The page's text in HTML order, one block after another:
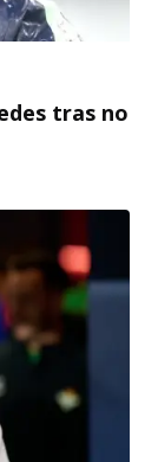
tras no